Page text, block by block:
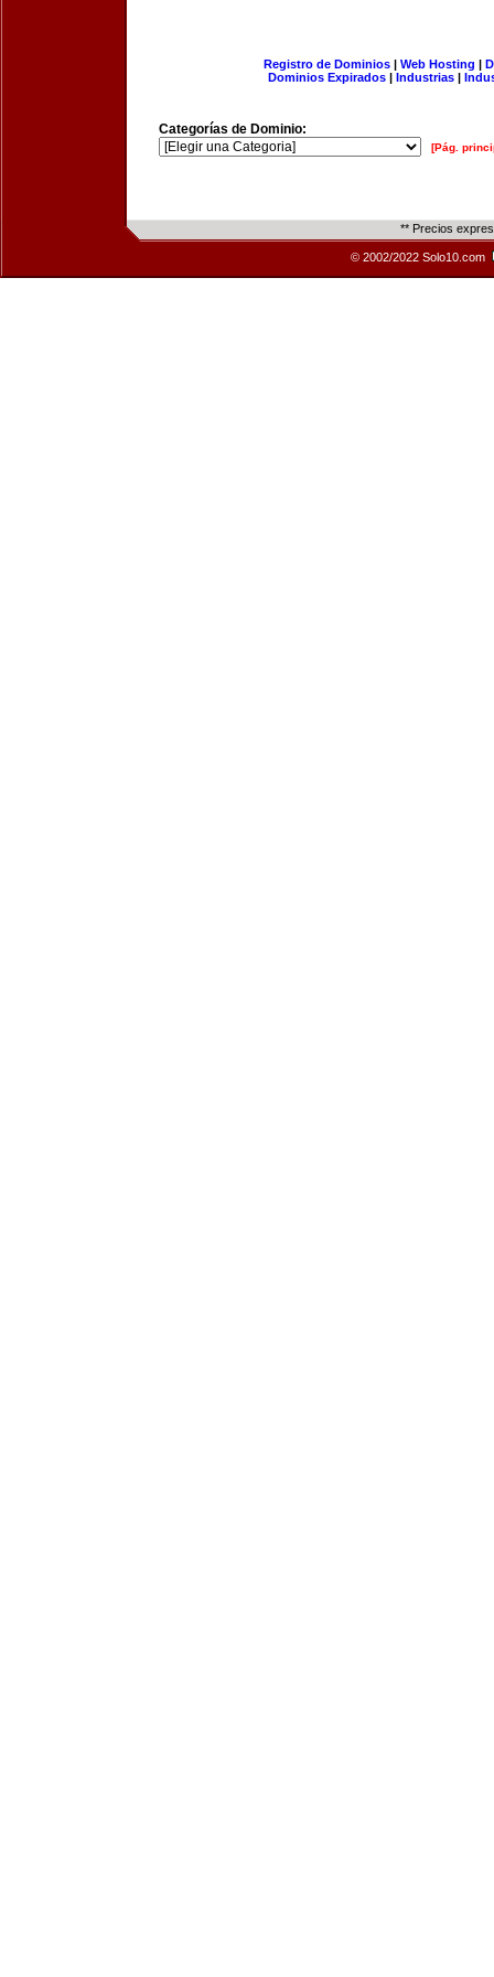
Registro de Dominios| Web Hosting |
Dominios Expirados | Industrias |
Categorías de Dominio:
[Pág.
** Precios
© 2002/2022 Solo10.com